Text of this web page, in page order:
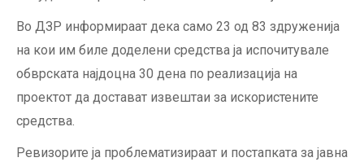
Во ДЗР информираат дека само 23 од 83 здруженија
на кои им биле доделени средства ја испочитувале
обврската најдоцна 30 дена по реализација на
проектот да достават извештаи за искористените
средства.
Ревизорите ја проблематизираат и постапката за јавна